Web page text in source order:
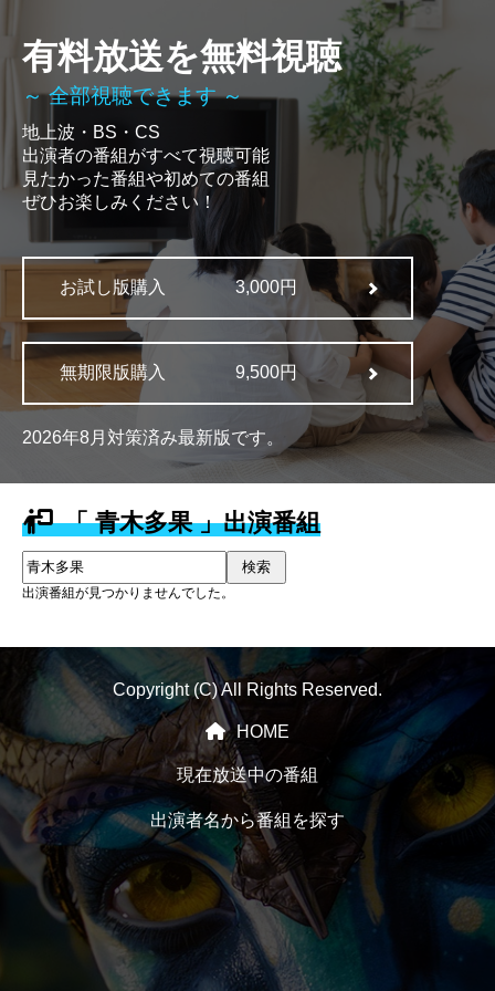
有料放送を無料視聴
～ 全部視聴できます ～
地上波・BS・CS
出演者の番組がすべて視聴可能
見たかった番組や初めての番組
ぜひお楽しみください！
お試し版購入 3,000円
無期限版購入 9,500円
2026年8月対策済み最新版です。
「 青木多果 」出演番組
検索
出演番組が見つかりませんでした。
Copyright (C) All Rights Reserved.
HOME
現在放送中の番組
出演者名から番組を探す